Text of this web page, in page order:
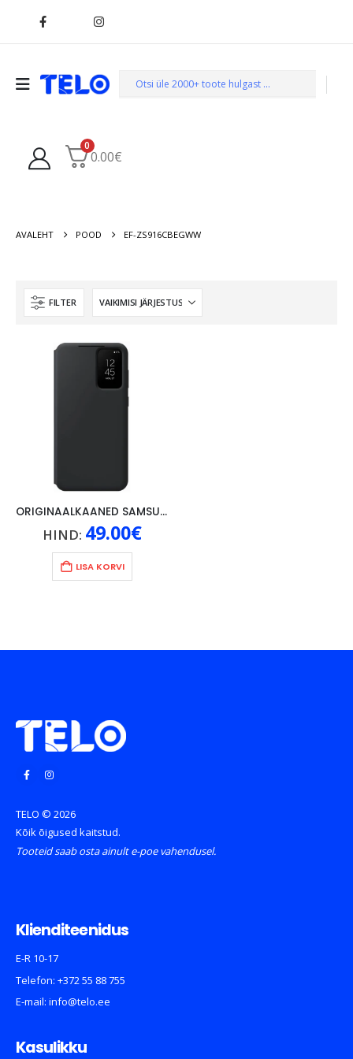
0
0.00€
AVALEHT POOD EF-ZS916CBEGWW
FILTER
ORIGINAALKAANED SAMSUNG GALAXY S23 +, MUST
HIND: 49.00€
LISA KORVI
TELO © 2026
Kõik õigused kaitstud.
Tooteid saab osta ainult e-poe vahendusel.
Klienditeenidus
E-R 10-17
Telefon: +372 55 88 755
E-mail: info@telo.ee
Kasulikku